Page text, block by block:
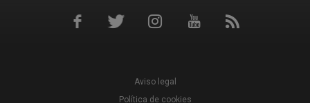
Aviso legal
Política de cookies